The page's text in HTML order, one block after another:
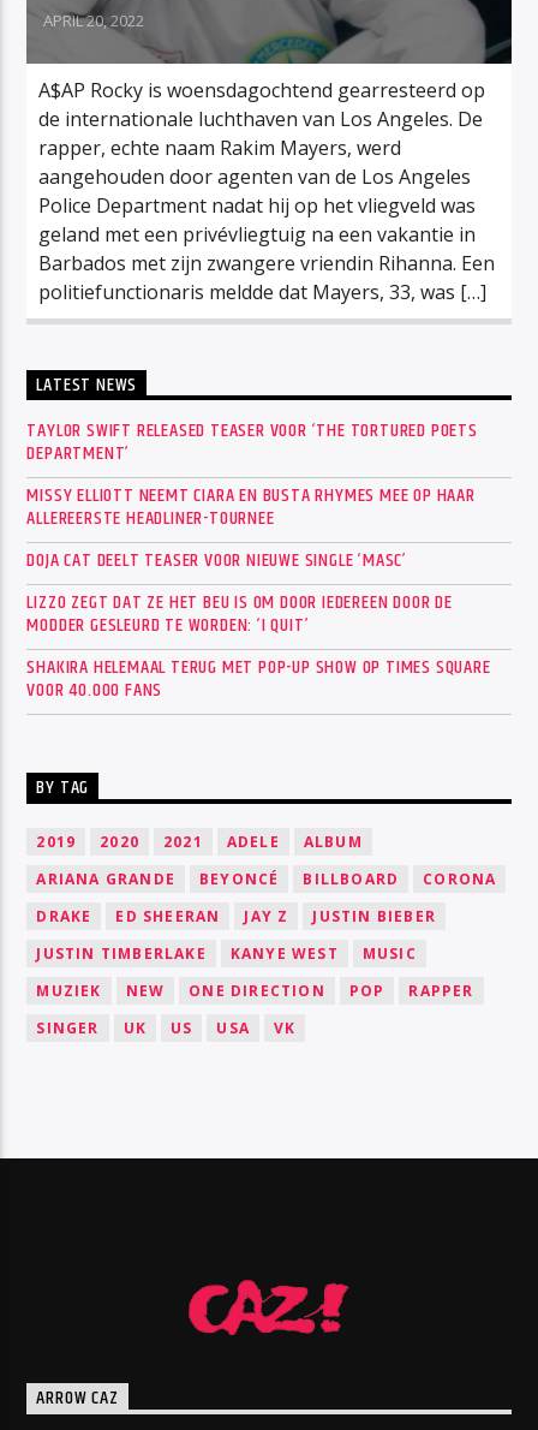
APRIL 20, 2022
A$AP Rocky is woensdagochtend gearresteerd op
de internationale luchthaven van Los Angeles. De
rapper, echte naam Rakim Mayers, werd
aangehouden door agenten van de Los Angeles
Police Department nadat hij op het vliegveld was
geland met een privévliegtuig na een vakantie in
Barbados met zijn zwangere vriendin Rihanna. Een
politiefunctionaris meldde dat Mayers, 33, was […]
LATEST NEWS
TAYLOR SWIFT RELEASED TEASER VOOR ‘THE TORTURED POETS
DEPARTMENT’
MISSY ELLIOTT NEEMT CIARA EN BUSTA RHYMES MEE OP HAAR
ALLEREERSTE HEADLINER-TOURNEE
DOJA CAT DEELT TEASER VOOR NIEUWE SINGLE ‘MASC’
LIZZO ZEGT DAT ZE HET BEU IS OM DOOR IEDEREEN DOOR DE
MODDER GESLEURD TE WORDEN: ‘I QUIT’
SHAKIRA HELEMAAL TERUG MET POP-UP SHOW OP TIMES SQUARE
VOOR 40.000 FANS
BY TAG
2019 2020 2021 ADELE
ALBUM
ARIANA GRANDE
BEYONCÉ BILLBOARD
CORONA
DRAKE
ED SHEERAN JAY Z
JUSTIN BIEBER
JUSTIN TIMBERLAKE
KANYE WEST
MUSIC
MUZIEK
NEW ONE DIRECTION POP
RAPPER
SINGER
UK US USA VK
ARROW CAZ